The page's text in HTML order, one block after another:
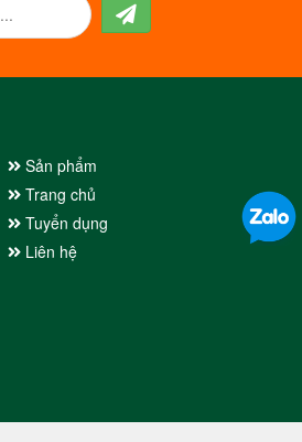
Sản phẩm
Trang chủ
Tuyển dụng
Liên hệ